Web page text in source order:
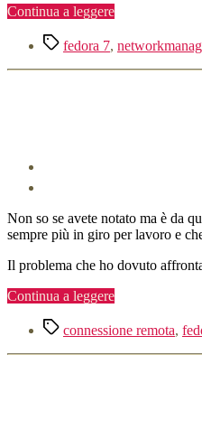
Continua a leggere“Installare
pptp
Fedora
Tagfedora 7,
Non so se avete notato ma è da
sempre più in giro per lavoro e
Il problema che ho dovuto
Continua a leggere“Fedora
e
Windows
Tag connessione remota,